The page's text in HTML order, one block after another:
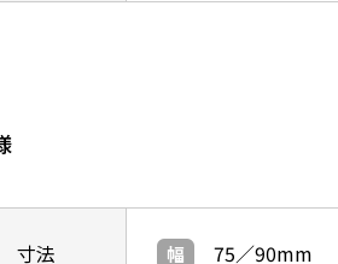
寸法 幅 75／90mm